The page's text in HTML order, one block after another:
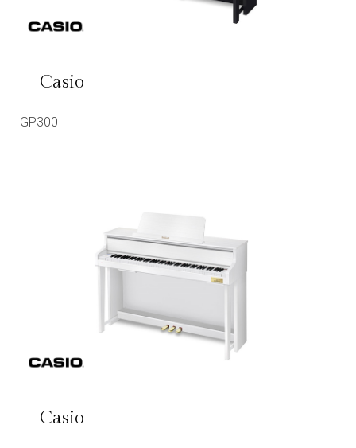
Casio
GP300
Casio